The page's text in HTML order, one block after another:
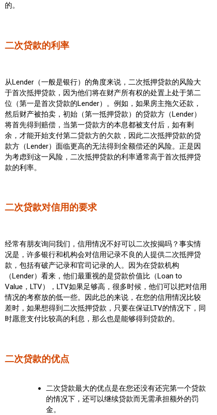
加拿大银行贷款机构
常用查询工具
地产杂谈
走近加拿大
为什么移民加拿大
安大略省免费医疗保险
加拿大的福利制度
吃货眼中的加拿大地图
的。
二次贷款的利率
从Lender（一般是银行）的角度来说，二次抵押贷款的风险大
于首次抵押贷款，因为他们将在财产所有权的处置上处于第二
位（第一是首次贷款的Lender）。例如，如果房主拖欠还款，
然后财产被拍卖，初始（第一抵押贷款）的贷款方（Lender）
将首先得到赔偿，当第一贷款方的本息都被支付后，如有剩
余，才能开始支付第二贷款方的欠款，因此二次抵押贷款的贷
款方（Lender）面临更高的无法得到全额偿还的风险。正是因
为考虑到这一风险，二次抵押贷款的利率通常高于首次抵押贷
款的利率。
二次贷款对信用的要求
经常有朋友询问我们，信用情况不好可以二次按揭吗？事实情
况是，许多银行和机构会对信用记录不良的人提供二次抵押贷
款，包括有破产记录和官司记录的人。因为在贷款机构
（Lender）看来，他们最重视的是贷款价值比（Loan to
Value，LTV），LTV如果足够高，很多时候，他们可以把对信用
情况的考察放的低一些。因此总的来说，在您的信用情况比较
差时，如果想得到二次抵押贷款，只要在保证LTV的情况下，同
时愿意支付比较高的利息，那么也是能够得到贷款的。
二次贷款的优点
二次贷款最大的优点是在您还没有还完第一个贷款
的情况下，还可以继续贷款而无需承担额外的罚
金。